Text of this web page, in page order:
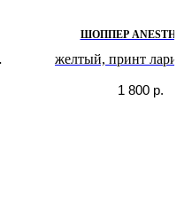
ШОППЕР
желтый, принт
1 800 р.